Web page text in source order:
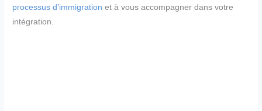
processus d’immigration et à vous accompagner dans votre
intégration.